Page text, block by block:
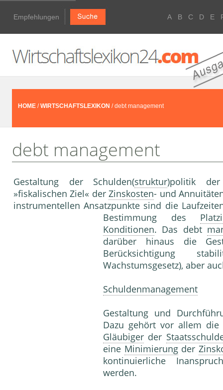
Empfehlungen A B C D E
HOME /WIRTSCHAFTSLEXIKON / debt management
debt management
Gestaltung der Schulden(struktur)politik
»fiskalischen Ziel« derZinskosten- und
instrumentellen Ansatzpunkte sind die
Bestimmung des
Konditionen. Das debt
darüber hinaus die
Berücksichtigung
Wachstumsgesetz), aber
Schuldenmanagement
Gestaltung und
Dazu gehört vor allem die
Gläubiger der
eine Minimierungder
kontinuierliche
werden.